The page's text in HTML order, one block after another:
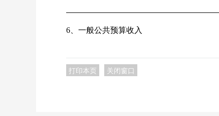
6、一般公共预算收入
打印本页 关闭窗口